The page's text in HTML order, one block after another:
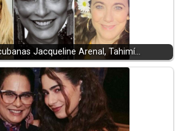
Jacqueline Arenal, Tahimí…